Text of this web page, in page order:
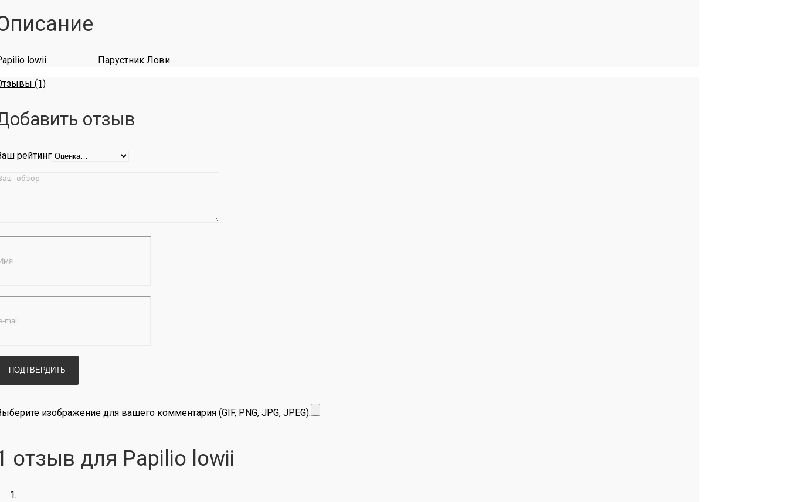
lowii Парустник Лови
(1)
отзыв
рейтинг
изображение для вашего комментария (GIF, PNG, JPG, JPEG):
отзыв для Papilio lowii